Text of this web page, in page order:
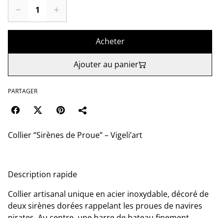
Acheter
Ajouter au panier
PARTAGER
Collier “Sirènes de Proue” – Vigeli’art
Description rapide
Collier artisanal unique en acier inoxydable, décoré de
deux sirènes dorées rappelant les proues de navires